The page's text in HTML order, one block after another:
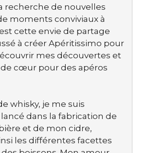
recherche de nouvelles
moments conviviaux à
cette envie de partage
à créer Apéritissimo pour
mes découvertes et
cœur pour des apéros
whisky, je me suis
dans la fabrication de
et de mon cidre,
les différentes facettes